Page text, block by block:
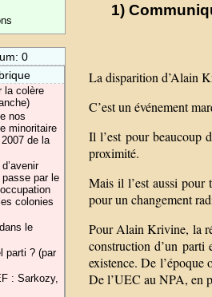
0
la colère
nos
minoritaire
de la
par le
colonies
le
parti ? (par
: Sarkozy,
1)
La disparition d’Alain
C’est un événement
Il l’est pour beaucoup
proximité.
Mais il l’est aussi pour
pour un changement
Pour Alain Krivine, la
construction d’un parti
existence. De l’époque
De l’UEC au NPA, en